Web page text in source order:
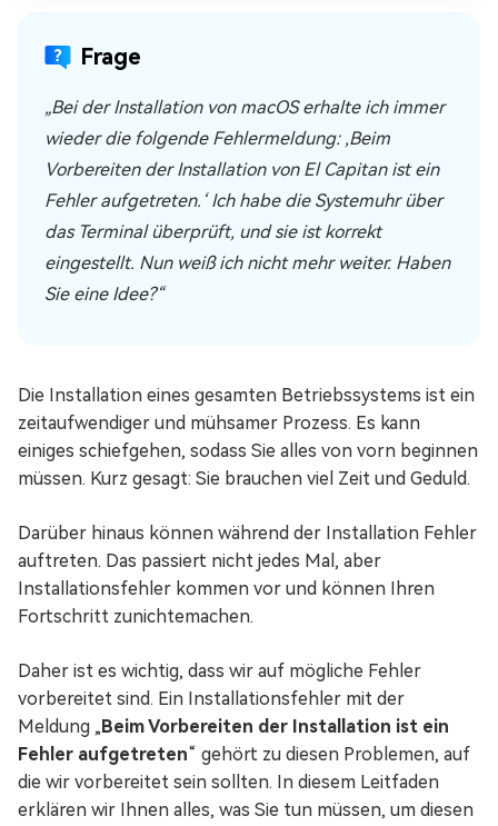
Frage
„Bei der Installation von macOS erhalte ich immer
wieder die folgende Fehlermeldung: ‚Beim
Vorbereiten der Installation von El Capitan ist ein
Fehler aufgetreten.‘ Ich habe die Systemuhr über
das Terminal überprüft, und sie ist korrekt
eingestellt. Nun weiß ich nicht mehr weiter. Haben
Sie eine Idee?“
Die Installation eines gesamten Betriebssystems ist ein
zeitaufwendiger und mühsamer Prozess. Es kann
einiges schiefgehen, sodass Sie alles von vorn beginnen
müssen. Kurz gesagt: Sie brauchen viel Zeit und Geduld.
Darüber hinaus können während der Installation Fehler
auftreten. Das passiert nicht jedes Mal, aber
Installationsfehler kommen vor und können Ihren
Fortschritt zunichtemachen.
Daher ist es wichtig, dass wir auf mögliche Fehler
vorbereitet sind. Ein Installationsfehler mit der
Meldung „Beim Vorbereiten der Installation ist ein
Fehler aufgetreten“ gehört zu diesen Problemen, auf
die wir vorbereitet sein sollten. In diesem Leitfaden
erklären wir Ihnen alles, was Sie tun müssen, um diesen